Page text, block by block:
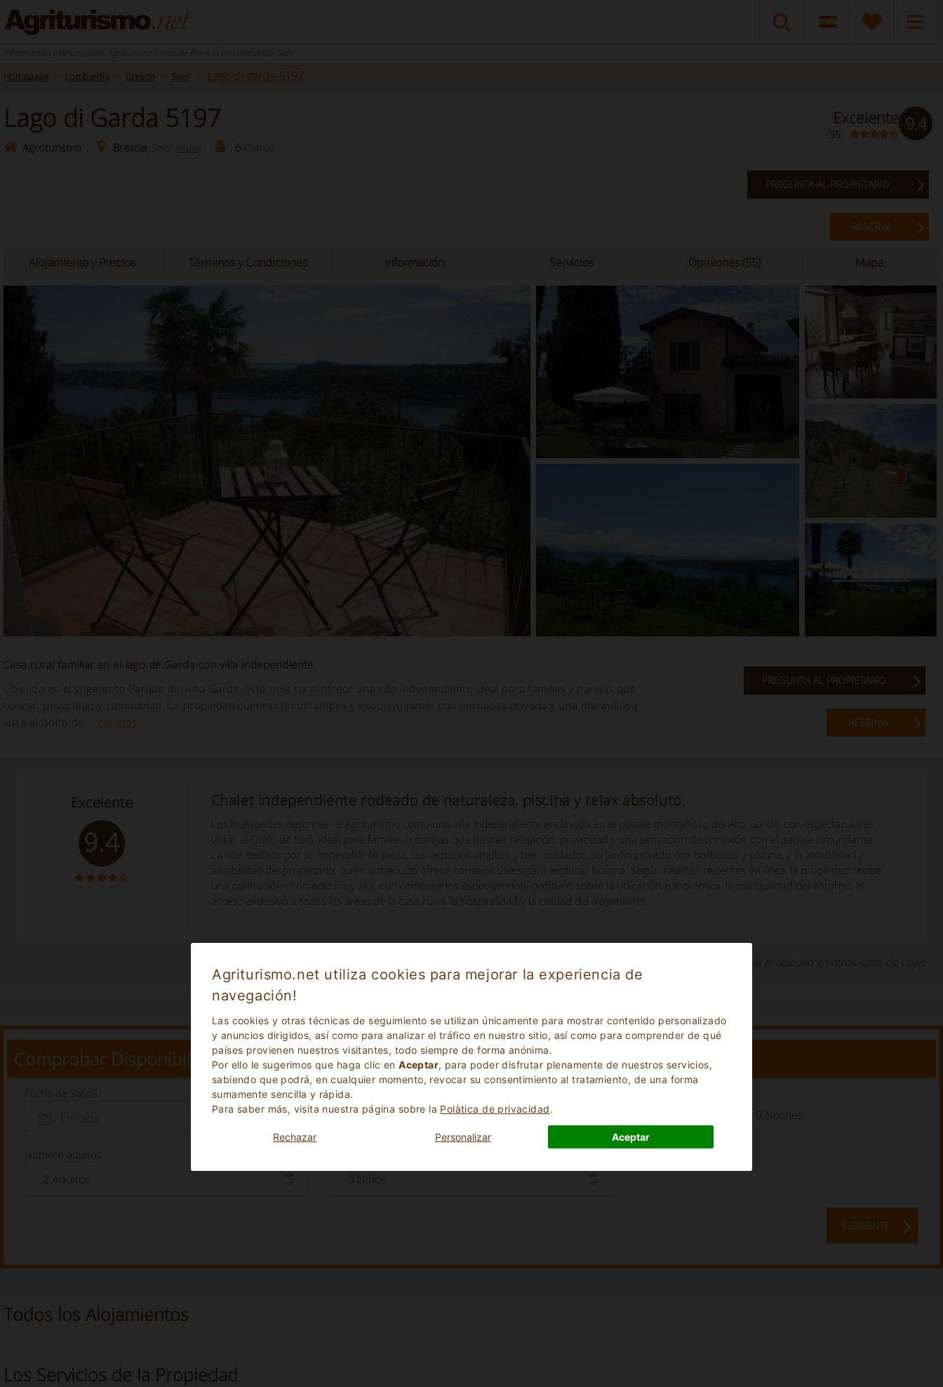
Agriturismo.net utiliza cookies para mejorar la experiencia de
navegación!
Las cookies y otras técnicas de seguimiento se utilizan únicamente para mostrar contenido personalizado
y anuncios dirigidos, así como para analizar el tráfico en nuestro sitio, así como para comprender de qué
países provienen nuestros visitantes, todo siempre de forma anónima.
Por ello le sugerimos que haga clic enAceptar, para poder disfrutar plenamente de nuestros servicios,
sabiendo que podrá, en cualquier momento, revocar su consentimiento al tratamiento, de una forma
sumamente sencilla y rápida.
Para saber más, visita nuestra página sobre la Polà­tica de privacidad.
Rechazar Personalizar Aceptar
Información y descripción: Agriturismo cerca de Brescia en Lombardia, Salo'
Homepage Lombardia Brescia Salo' Lago-di-garda-5197
Lago di Garda 5197
Agroturismo Brescia, Salo' (Mapa) 6 Camas
Excelente
( 55) 9.4
PREGUNTA AL PROPIETARIO
RESERVA
Alojamiento y Precios Términos y Condiciones Información Servicios Opiniones (55) Mapa
+42
Casa rural familiar en el lago de Garda con villa independiente
Ubicada en el sugerente Parque del Alto Garda, esta casa rural ofrece una villa independiente ideal para familias y parejas que
buscan privacidad y comodidad. La propiedad cuenta con un amplio y exclusivo jardín con barbacoa privada y una maravillosa
vista al Golfo de... Ver más
PREGUNTA AL PROPIETARIO
RESERVA
Excelente
9.4
Chalet independiente rodeado de naturaleza, piscina y relax absoluto.
Los huéspedes describen el Agriturismo como una villa independiente enclavada en el paisaje montañoso del Alto Garda, con espectaculares
vistas al Golfo de Saló, ideal para familias o parejas que buscan relajación, privacidad y una sensación de conexión con el paisaje circundante.
La villa destaca por su impecable limpieza, sus espacios amplios y bien cuidados, su jardín privado con barbacoa y piscina, y la amabilidad y
amabilidad del propietario, quien a menudo ofrece consejos útiles para explorar la zona. Según reseñas recientes en línea, la propiedad recibe
una calificación promedio muy alta, con comentarios especialmente positivos sobre la ubicación panorámica, la tranquilidad del entorno, el
acceso exclusivo a todas las áreas de la casa rural, la hospitalidad y la calidad del alojamiento.
La puntuación se basa en las opiniones dejadas por los huéspedes que reservaron la propiedad en otros sitios de viajes
Comprobar Disponibilidad
Fecha de Salida Fecha de Llegada
0 Noches
Numero adultos
SIGUIENTE
Todos los Alojamientos
Los Servicios de la Propiedad